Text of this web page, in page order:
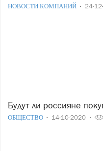
НОВОСТИ КОМПАНИЙ 24-
Будут ли россияне
ОБЩЕСТВО 14-10-2020